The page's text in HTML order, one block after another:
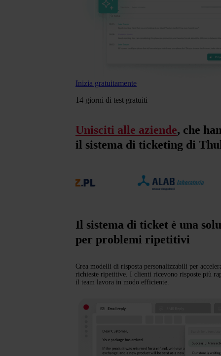
Inizia gratuitamente
14 giorni di test gratuiti
Unisciti alle aziende, che
il sistema di ticketing di
Il sistema di ticket è una
per problemi ripetitivi
Crea modelli di risposta personalizzabili per
richieste ripetitive. I clienti ricevono risposte più
il team lavora in modo efficiente.